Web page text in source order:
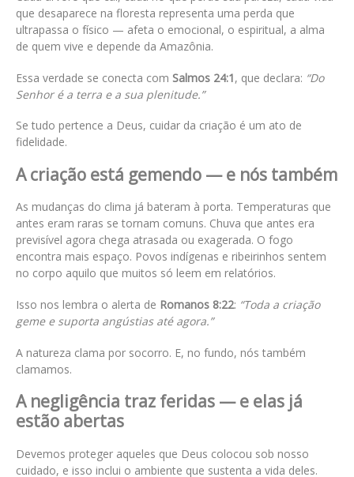
que desaparece na floresta representa uma perda que
ultrapassa o físico — afeta o emocional, o espiritual, a alma
de quem vive e depende da Amazônia.
Essa verdade se conecta com Salmos 24:1, que declara: “Do
Senhor é a terra e a sua plenitude.”
Se tudo pertence a Deus, cuidar da criação é um ato de
fidelidade.
A criação está gemendo — e nós também
As mudanças do clima já bateram à porta. Temperaturas que
antes eram raras se tornam comuns. Chuva que antes era
previsível agora chega atrasada ou exagerada. O fogo
encontra mais espaço. Povos indígenas e ribeirinhos sentem
no corpo aquilo que muitos só leem em relatórios.
Isso nos lembra o alerta de Romanos 8:22: “Toda a criação
geme e suporta angústias até agora.”
A natureza clama por socorro. E, no fundo, nós também
clamamos.
A negligência traz feridas — e elas já
estão abertas
Devemos proteger aqueles que Deus colocou sob nosso
cuidado, e isso inclui o ambiente que sustenta a vida deles.